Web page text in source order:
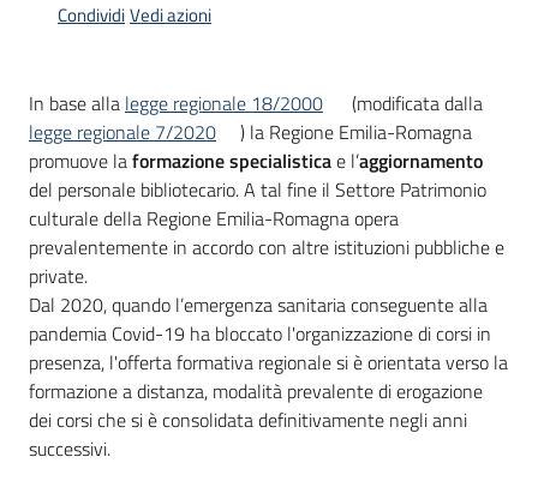
Progetti
Mediateca
Giuseppe
Guglielmi
Seguici
su
CondividiVedi azioni
In base alla legge regionale 18/2000
(modificata dalla
legge regionale 7/2020
) la Regione Emilia-Romagna
promuove laformazione specialisticae l’aggiornamento
del personale bibliotecario. A tal fine il Settore Patrimonio
culturale della Regione Emilia-Romagna opera
prevalentemente in accordo con altre istituzioni pubbliche e
private.
Dal 2020, quando l’emergenza sanitaria conseguente alla
pandemia Covid-19 ha bloccato l'organizzazione di corsi in
presenza, l'offerta formativa regionale si è orientata verso la
formazione a distanza, modalità prevalente di erogazione
dei corsi che si è consolidata definitivamente negli anni
successivi.